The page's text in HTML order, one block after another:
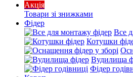
Акція
Товари зі знижками
Фідер
Все
Котушки
Вудилища
Фідер